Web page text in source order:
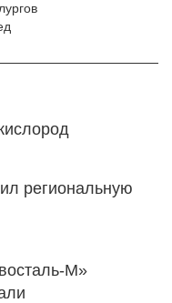
региональную
М»